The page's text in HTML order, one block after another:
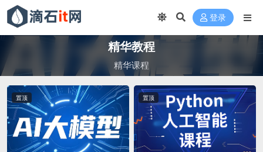
登录
精华教程
精华课程
置顶 置顶